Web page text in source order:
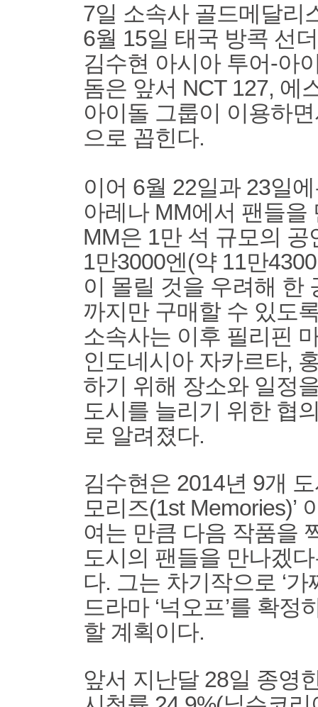
7일 소속사 골드메달리
6월 15일 태국 방콕 선
김수현 아시아 투어-아
돔은 앞서 NCT 127, 에
아이돌 그룹이 이용하
으로 꼽힌다.
이어 6월 22일과 23일
아레나 MM에서 팬들을
MM은 1만 석 규모의
1만3000엔(약 11만
이 몰릴 것을 우려해 한
까지만 구매할 수 있도
소속사는 이후 필리핀
인도네시아 자카르타,
하기 위해 장소와 일정
도시를 늘리기 위한 협
로 알려졌다.
김수현은 2014년 9개
모리즈(1st Memories)’
여는 만큼 다음 작품을
도시의 팬들을 만나겠
다. 그는 차기작으로 ‘
드라마 ‘넉오프’를 확
할 계획이다.
앞서 지난달 28일 종영